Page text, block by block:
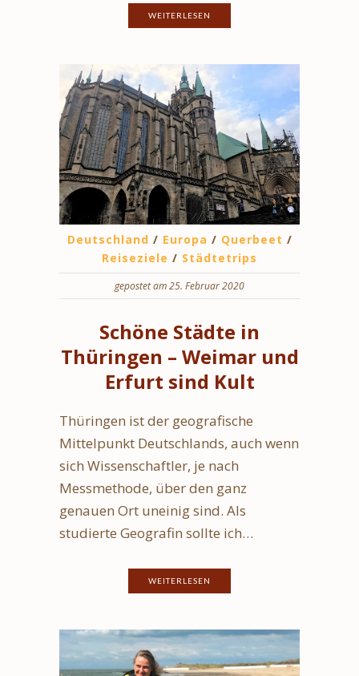
WEITERLESEN
Deutschland / Europa / Querbeet /
Reiseziele / Städtetrips
gepostet am 25. Februar 2020
Schöne Städte in
Thüringen – Weimar und
Erfurt sind Kult
Thüringen ist der geografische
Mittelpunkt Deutschlands, auch wenn
sich Wissenschaftler, je nach
Messmethode, über den ganz
genauen Ort uneinig sind. Als
studierte Geografin sollte ich…
WEITERLESEN